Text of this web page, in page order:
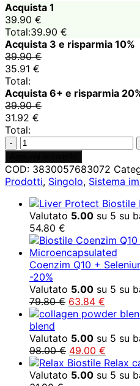
Acquista 1
39.90 €
Total:39.90 €
Acquista 3 e risparmia 10%
39.90€
35.91 €
Total:
Acquista 6+ e risparmia
39.90€
31.92 €
Total:
Coenzima
Q10
+
Selenio
Microincapsulato
quantità
COD: 3830057683072
Prodotti, Singolo, Sistema
Valutato 5.00 su 5 su
54.80 €
Coenzim Q10 +
-20%
Valutato 5.00 su 5 su
79.80€ Il
prezzo
era:
79.80 €.
63.84 €
prezzo
è:
63.84 €.
blend
Valutato 5.00 su 5 su
98.00€ Il
prezzo
originale
49.00 €
prezzo
attuale
Relax
Valutato 5.00 su 5 su